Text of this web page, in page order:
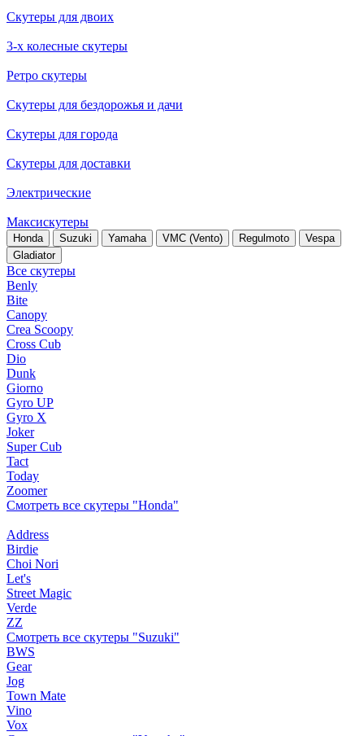
Скутеры для двоих
3-х колесные скутеры
Ретро скутеры
Скутеры для бездорожья и дачи
Скутеры для города
Скутеры для доставки
Электрические
Максискутеры
Honda Suzuki Yamaha VMC (Vento) Regulmoto
Vespa
Gladiator
Все скутеры
Benly
Bite
Canopy
Crea Scoopy
Cross Cub
Dio
Dunk
Giorno
Gyro UP
Gyro X
Joker
Super Cub
Tact
Today
Zoomer
Смотреть все скутеры "Honda"
Address
Birdie
Choi Nori
Let's
Street Magic
Verde
ZZ
Смотреть все скутеры "Suzuki"
BWS
Gear
Jog
Town Mate
Vino
Vox